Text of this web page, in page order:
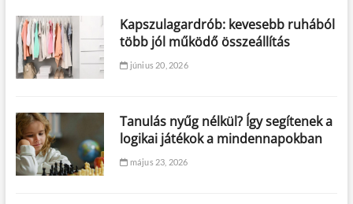
Kapszulagardrób: kevesebb ruhából
több jól működő összeállítás
június 20, 2026
Tanulás nyűg nélkül? Így segítenek a
logikai játékok a mindennapokban
május 23, 2026